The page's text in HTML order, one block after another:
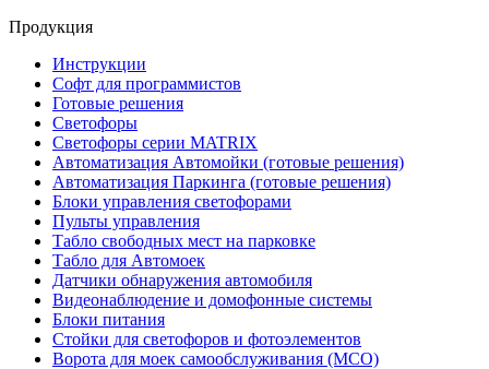
Продукция
Инструкции
Софт для программистов
Готовые решения
Светофоры
Светофоры серии MATRIX
Автоматизация Автомойки (готовые решения)
Автоматизация Паркинга (готовые решения)
Блоки управления светофорами
Пульты управления
Табло свободных мест на парковке
Табло для Автомоек
Датчики обнаружения автомобиля
Видеонаблюдение и домофонные системы
Блоки питания
Стойки для светофоров и фотоэлементов
Ворота для моек самообслуживания (МСО)